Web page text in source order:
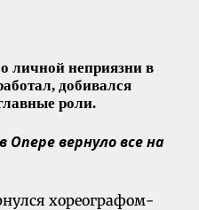
личной неприязни в
добивался
роли.
Опере вернуло все на
хореографом-